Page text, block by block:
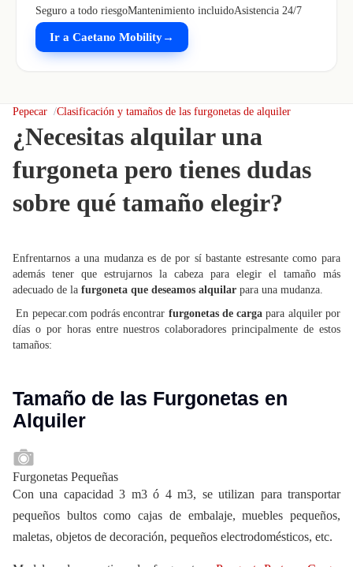
Seguro a todo riesgoMantenimiento incluidoAsistencia 24/7
Ir a Caetano Mobility→
Pepecar Clasificación y tamaños de las furgonetas de alquiler
¿Necesitas alquilar una
furgoneta pero tienes dudas
sobre qué tamaño elegir?
Enfrentarnos a una mudanza es de por sí bastante estresante como para
además tener que estrujarnos la cabeza para elegir el tamaño más
adecuado de la furgoneta que deseamos alquilar para una mudanza.
En pepecar.com podrás encontrar furgonetas de carga para alquiler por
días o por horas entre nuestros colaboradores principalmente de estos
tamaños:
Tamaño de las Furgonetas en
Alquiler
Furgonetas Pequeñas
Con una capacidad 3 m3 ó 4 m3, se utilizan para transportar
pequeños bultos como cajas de embalaje, muebles pequeños,
maletas, objetos de decoración, pequeños electrodomésticos, etc.